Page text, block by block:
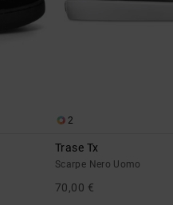
2
Trase Tx
Scarpe Nero Uomo
70,00 €